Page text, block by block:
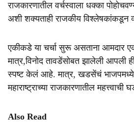
राजकारणातील वर्चस्वाला धक्का
अशी शक्यताही राजकीय
एकीकडे या चर्चा सुरू असताना आमदार
मात्र,विनोद तावडेंसोबत झालेली आपली
स्पष्ट केलं आहे. मात्र, खडसेंचं भाजपमध्ये
महाराष्ट्राच्या राजकारणातील
Also Read